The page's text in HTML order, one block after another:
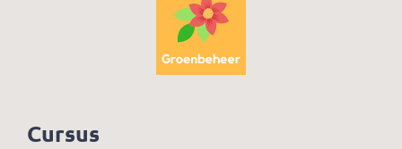
Cursus